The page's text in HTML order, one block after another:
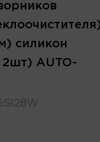
силикон
AUTO-